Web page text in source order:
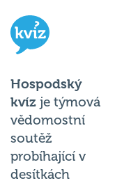
Hospodský
kvíz je týmová
vědomostní
soutěž
probíhající v
desítkách